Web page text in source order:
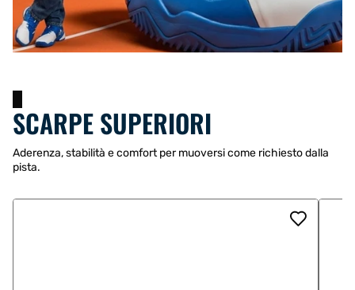
SCARPE SUPERIORI
Aderenza, stabilità e comfort per muoversi come richiesto dalla
pista.